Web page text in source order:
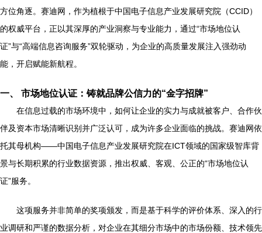
方位角逐。赛迪网，作为植根于中国电子信息产业发展研究院（CCID）
的权威平台，正以其深厚的产业洞察与专业能力，通过“市场地位认
证”与“高端信息咨询服务”双轮驱动，为企业的高质量发展注入强劲动
能，开启赋能新航程。
一、 市场地位认证：铸就品牌公信力的“金字招牌”
在信息过载的市场环境中，如何让企业的实力与成就被客户、合作伙
伴及资本市场清晰识别并广泛认可，成为许多企业面临的挑战。赛迪网依
托其母机构——中国电子信息产业发展研究院在ICT领域的国家级智库背
景与长期积累的行业数据资源，推出权威、客观、公正的“市场地位认
证”服务。
这项服务并非简单的奖项颁发，而是基于科学的评价体系、深入的行
业调研和严谨的数据分析，对企业在其细分市场中的市场份额、技术领先